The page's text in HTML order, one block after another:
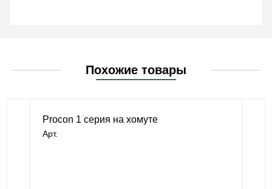
Похожие товары
Procon 1 серия на хомуте
Арт.